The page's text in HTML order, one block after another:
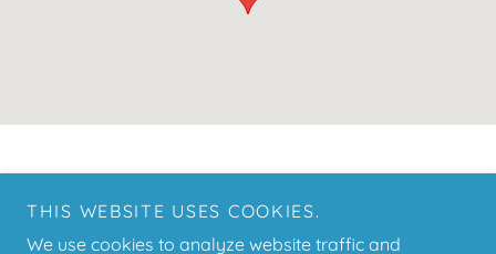
Copyright © 2023 La Maison de la Famille de SADP - All Rights
Reserved.
THIS WEBSITE USES COOKIES.
We use cookies to analyze website traffic and